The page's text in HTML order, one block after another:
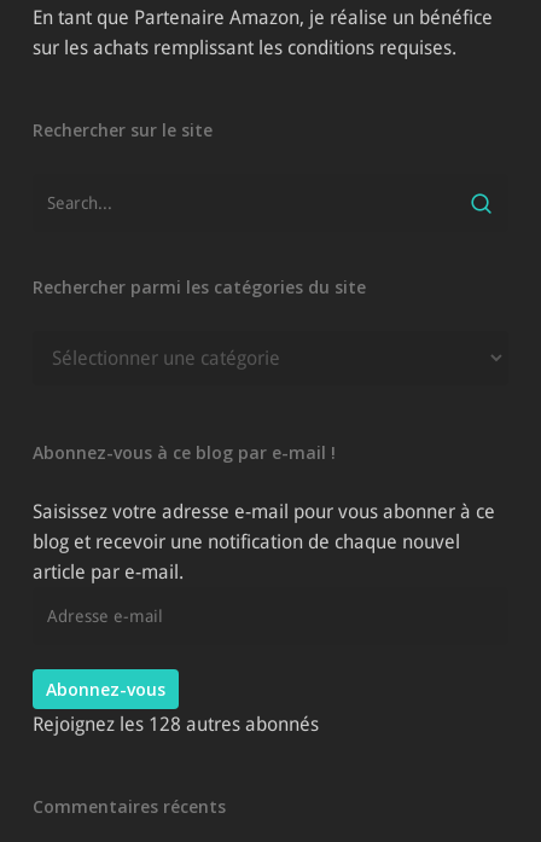
En tant que Partenaire Amazon, je réalise un bénéfice
sur les achats remplissant les conditions requises.
Rechercher sur le site
Rechercher parmi les catégories du site
Rechercher
du
Abonnez-vous à ce blog par e-mail !
Saisissez votre adresse e-mail pour vous abonner à ce
blog et recevoir une notification de chaque nouvel
article par e-mail.
Abonnez-vous
Rejoignez les 128 autres abonnés
Commentaires récents